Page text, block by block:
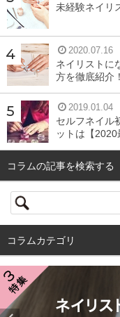
未経験ネイリ
2020.07.16
ネイリストに
方を徹底紹介！
2019.01.04
セルフネイル
ットは【2020
コラムの記事を検索する
コラムカテゴリ